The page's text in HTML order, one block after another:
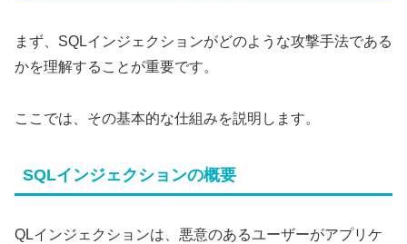
まず、SQLインジェクションがどのような攻撃手法である
かを理解することが重要です。
ここでは、その基本的な仕組みを説明します。
SQLインジェクションの概要
QLインジェクションは、悪意のあるユーザーがアプリケ